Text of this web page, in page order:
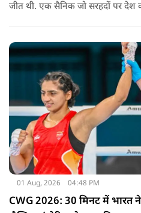
जीत थी. एक सैनिक जो सरहदों पर देश
01 Aug, 2026 04:48 PM
CWG 2026: 30 मिनट में भारत ने